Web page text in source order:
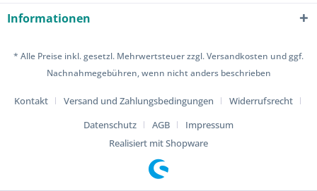
Informationen
* Alle Preise inkl. gesetzl. Mehrwertsteuer zzgl.Versandkosten und ggf.
Nachnahmegebühren, wenn nicht anders beschrieben
Kontakt Versand und Zahlungsbedingungen
Widerrufsrecht
Datenschutz
AGB
Impressum
Realisiert mit Shopware